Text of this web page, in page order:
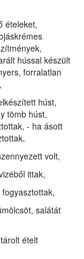
ételeket,
hússal készült
forralatlan
húst,
tömb húst,
- ha ásott
volt,
ittak,
salátát
ételt